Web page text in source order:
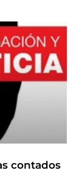
contados